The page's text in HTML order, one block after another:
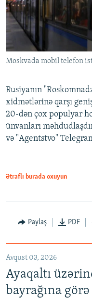
Moskvada mobil telefon
Rusiyanın
xidmətlərinə qarşı
20-dən çox populyar
ünvanları
və "Agentstvo"
Ətraflı burada oxuyun
Paylaş PDF
Avqust 03, 2026
Ayaqaltı
bayrağına